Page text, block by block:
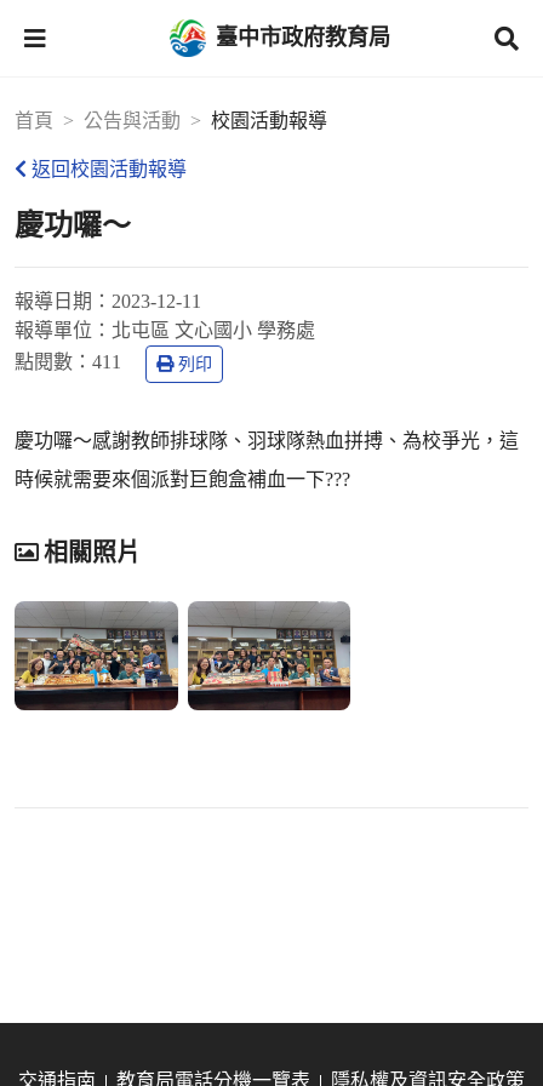
臺中市政府教育局
首頁 公告與活動 校園活動報導
返回校園活動報導
慶功囉～
報導日期： 2023-12-11
報導單位： 北屯區 文心國小 學務處
點閱數： 411 列印
慶功囉～感謝教師排球隊、羽球隊熱血拼搏、為校爭光，這
時候就需要來個派對巨飽盒補血一下???
相關照片
交通指南 教育局電話分機一覽表 隱私權及資訊安全政策